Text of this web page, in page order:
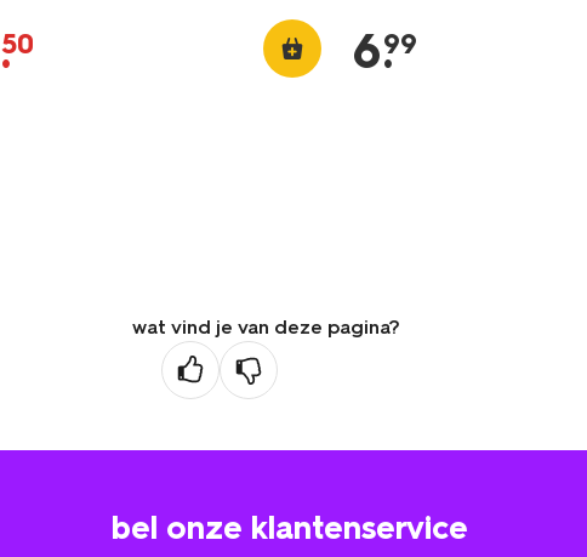
.
50 6.
99
wat vind je van deze pagina?
bel onze klantenservice